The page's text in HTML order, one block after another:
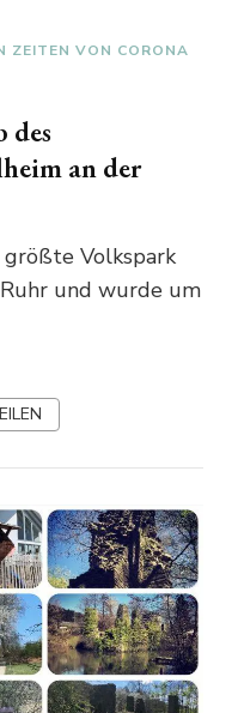
ZEITEN VON CORONA
an der
Volkspark
und wurde um